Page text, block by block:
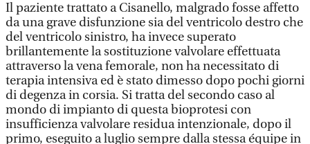
Il paziente trattato a Cisanello, malgrado fosse affetto
da una grave disfunzione sia del ventricolo destro che
del ventricolo sinistro, ha invece superato
brillantemente la sostituzione valvolare effettuata
attraverso la vena femorale, non ha necessitato di
terapia intensiva ed è stato dimesso dopo pochi giorni
di degenza in corsia. Si tratta del secondo caso al
mondo di impianto di questa bioprotesi con
insufficienza valvolare residua intenzionale, dopo il
primo, eseguito a luglio sempre dalla stessa équipe in